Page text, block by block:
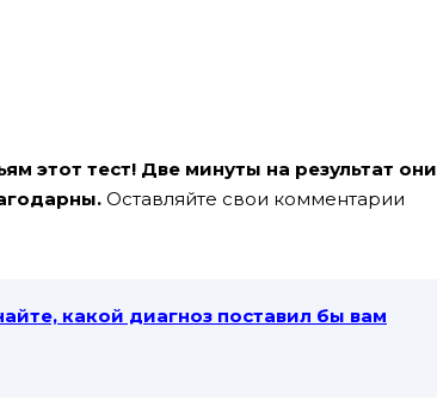
этот тест! Две минуты на результат они
Оставляйте свои комментарии
какой диагноз поставил бы вам